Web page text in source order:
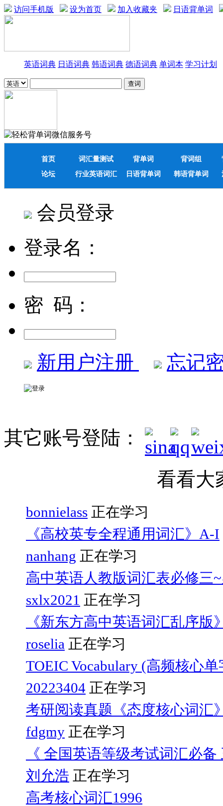
访问手机版 设为首页 加入收藏夹 日语背单词
英语词典 日语词典 韩语词典 德语词典 单词本 学习计划
首页 词汇量测试 背单词 背词组
论坛
行业英语词汇 日语背单词 韩语背单词
会员登录
登录名：
密 码：
新用户注册 忘记
其它账号登陆：
看看大
bonnielass 正在学习
《高校英专全程通用词汇》A-I
nanhang 正在学习
高中英语人教版词汇表必修三
sxlx2021 正在学习
《新东方高中英语词汇乱序版
roselia 正在学习
TOEIC Vocabulary (高频核心
20223404 正在学习
考研阅读真题《态度核心词汇
fdgmy 正在学习
《 全国英语等级考试词汇必备
刘允浩 正在学习
高考核心词汇1996